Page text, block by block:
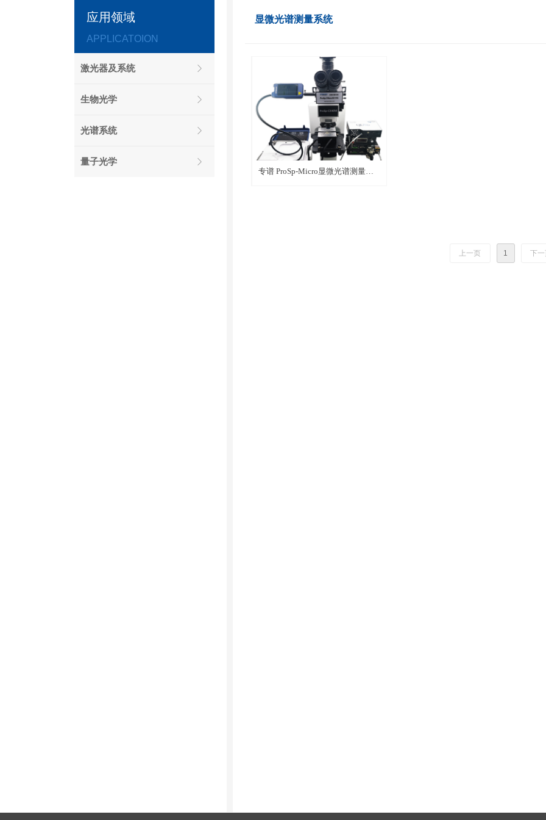
显微光谱测量系统
专谱 ProSp-Micro显微光谱测量系
上一页 1 下一
应用领域
APPLICATOION
激光器及系统 ꁕ
生物光学 ꁕ
光谱系统 ꁕ
量子光学 ꁕ